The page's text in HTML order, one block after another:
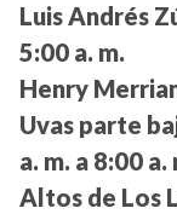
Luis Andrés
5:00 a. m.
Henry
Uvas parte
a. m. a 8:00 a.
Altos de Los